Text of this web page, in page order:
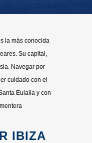
la más conocida
Su capital,
Navegar por
cuidado con el
Eulalia y con
IBIZA